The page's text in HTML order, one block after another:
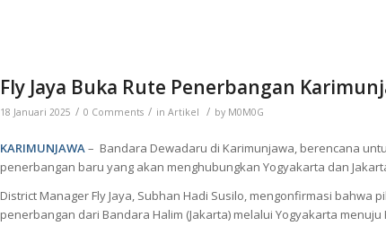
Fly Jaya Buka Rute Penerbangan
18 Januari 2025 / 0 Comments / in Artikel / by M0M0G
KARIMUNJAWA– Bandara Dewadaru di Karimunjawa, berencana
penerbangan baru yang akan menghubungkan Yogyakarta dan
District Manager Fly Jaya, Subhan Hadi Susilo, mengonfirmasi
penerbangan dari Bandara Halim (Jakarta) melalui Yogyakarta menuju